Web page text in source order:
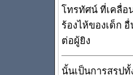
โทรทัศน์ ที่เคลื่อ
ร้องไห้ของเด็ก
ต่อผู้ยิง
นั้นเป็นการสรุป